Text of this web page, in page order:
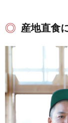
産地直食